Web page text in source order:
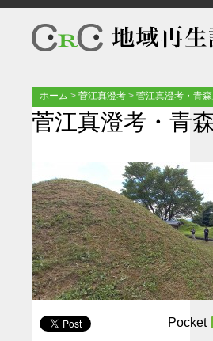
ホーム > 菅江真澄考 > 菅江真澄考・青
菅江真澄考・青
Pocket